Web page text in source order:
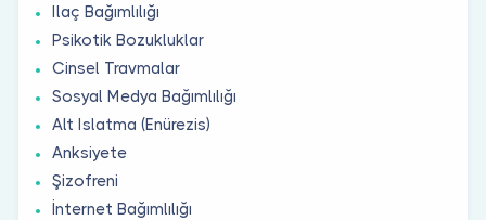
Ilaç Bağımlılığı
Psikotik Bozukluklar
Cinsel Travmalar
Sosyal Medya Bağımlılığı
Alt Islatma (Enürezis)
Anksiyete
Şizofreni
İnternet Bağımlılığı